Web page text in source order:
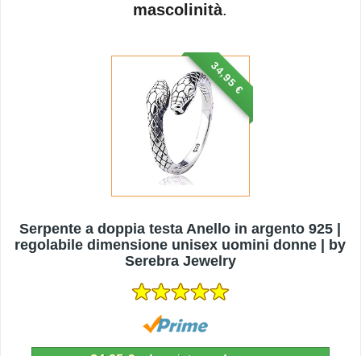
mascolinità.
34,95 €
Serpente a doppia testa Anello in argento 925 |
regolabile dimensione unisex uomini donne | by
Serebra Jewelry